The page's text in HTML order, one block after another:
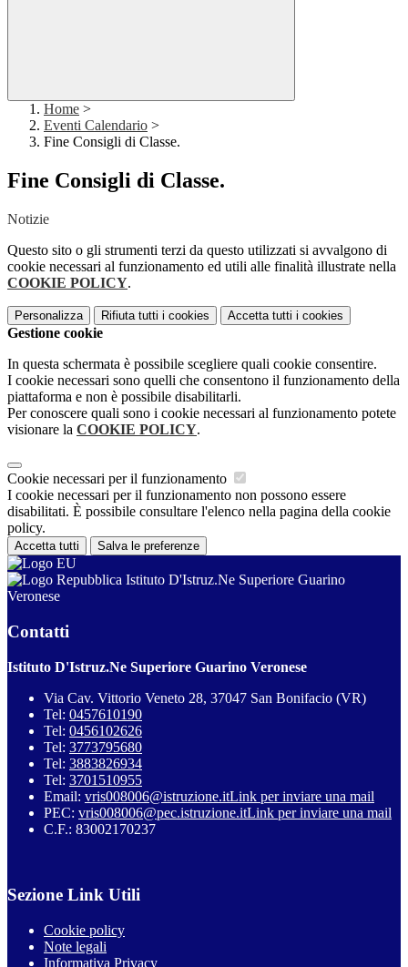
Home >
Eventi Calendario >
Fine Consigli di Classe.
Fine Consigli di Classe.
Notizie
Questo sito o gli strumenti terzi da questo utilizzati si avvalgono di
cookie necessari al funzionamento ed utili alle finalità illustrate nella
COOKIE POLICY.
Personalizza Rifiuta tutti i cookies Accetta tutti i cookies
Gestione cookie
In questa schermata è possibile scegliere quali cookie consentire.
I cookie necessari sono quelli che consentono il funzionamento della
piattaforma e non è possibile disabilitarli.
Per conoscere quali sono i cookie necessari al funzionamento potete
visionare la COOKIE POLICY.
Cookie necessari per il funzionamento
I cookie necessari per il funzionamento non possono essere
disabilitati. È possibile consultare l'elenco nella pagina della cookie
policy.
Accetta tutti Salva le preferenze
Istituto D'Istruz.Ne Superiore Guarino
Veronese
Contatti
Istituto D'Istruz.Ne Superiore Guarino Veronese
Via Cav. Vittorio Veneto 28, 37047 San Bonifacio (VR)
Tel: 0457610190
Tel: 0456102626
Tel: 3773795680
Tel: 3883826934
Tel: 3701510955
Email: vris008006@istruzione.itLink per inviare una mail
PEC: vris008006@pec.istruzione.itLink per inviare una mail
C.F.: 83002170237
Sezione Link Utili
Cookie policy
Note legali
Informativa Privacy